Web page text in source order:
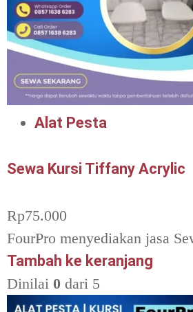
Alat Pesta
Sewa Kursi Tiffany Acrylic
Rp75.000
FourPro menyediakan jasa
Tambah ke keranjang
Dinilai 0 dari 5